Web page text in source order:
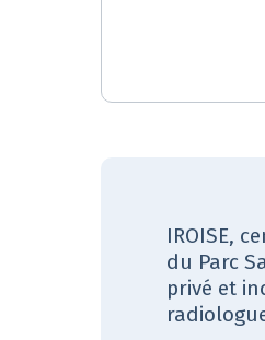
IROISE,
du Parc
privé et